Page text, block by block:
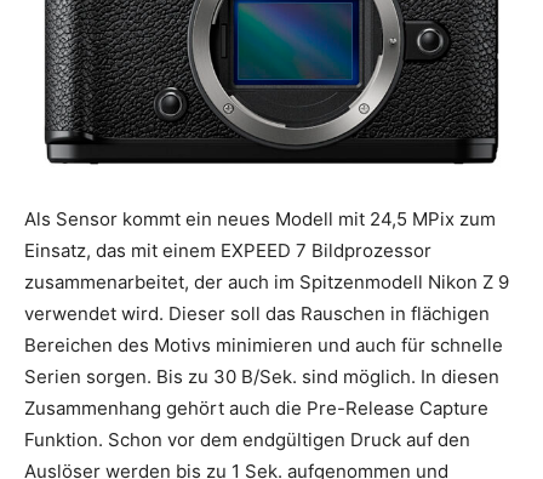
Als Sensor kommt ein neues Modell mit 24,5 MPix zum
Einsatz, das mit einem EXPEED 7 Bildprozessor
zusammenarbeitet, der auch im Spitzenmodell Nikon Z 9
verwendet wird. Dieser soll das Rauschen in flächigen
Bereichen des Motivs minimieren und auch für schnelle
Serien sorgen. Bis zu 30 B/Sek. sind möglich. In diesen
Zusammenhang gehört auch die Pre-Release Capture
Funktion. Schon vor dem endgültigen Druck auf den
Auslöser werden bis zu 1 Sek. aufgenommen und